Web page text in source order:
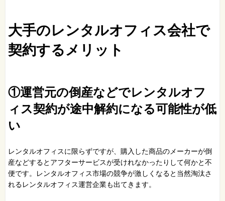
大手のレンタルオフィス会社で
契約するメリット
①運営元の倒産などでレンタルオフ
ィス契約が途中解約になる可能性が低
い
レンタルオフィスに限らずですが、購入した商品のメーカーが倒
産などするとアフターサービスが受けれなかったりして何かと不
便です。レンタルオフィス市場の競争が激しくなると当然淘汰さ
れるレンタルオフィス運営企業も出てきます。